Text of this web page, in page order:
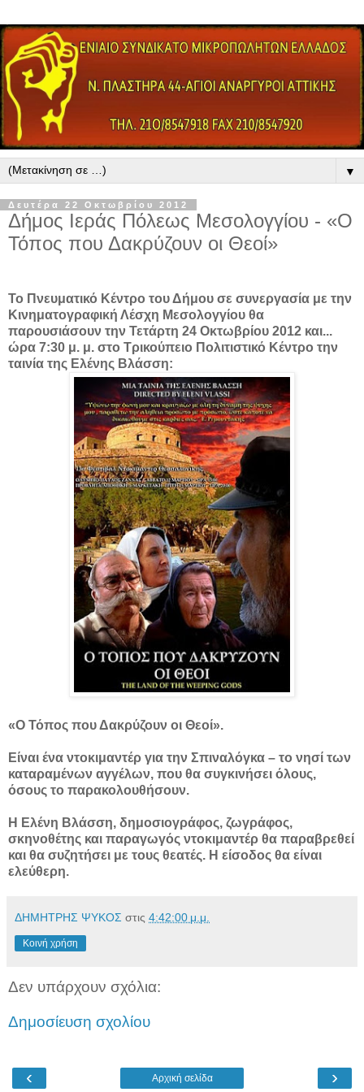
▼
Δευτέρα 22 Οκτωβρίου 2012
Δήμος Ιεράς Πόλεως Μεσολογγίου - «Ο
Τόπος που Δακρύζουν οι Θεοί»
Το Πνευματικό Κέντρο του Δήμου σε συνεργασία με την
Κινηματογραφική Λέσχη Μεσολογγίου θα
παρουσιάσουν την Τετάρτη 24 Οκτωβρίου 2012 και...
ώρα 7:30 μ. μ. στο Τρικούπειο Πολιτιστικό Κέντρο την
ταινία της Ελένης Βλάσση:
«Ο Τόπος που Δακρύζουν οι Θεοί».
Είναι ένα ντοκιμαντέρ για την Σπιναλόγκα – το νησί των
καταραμένων αγγέλων, που θα συγκινήσει όλους,
όσους το παρακολουθήσουν.
Η Ελένη Βλάσση, δημοσιογράφος, ζωγράφος,
σκηνοθέτης και παραγωγός ντοκιμαντέρ θα παραβρεθεί
και θα συζητήσει με τους θεατές. Η είσοδος θα είναι
ελεύθερη.
ΔΗΜΗΤΡΗΣ ΨΥΚΟΣ στις 4:42:00 μ.μ.
Κοινή χρήση
Δεν υπάρχουν σχόλια:
Δημοσίευση σχολίου
‹ ›
Αρχική σελίδα